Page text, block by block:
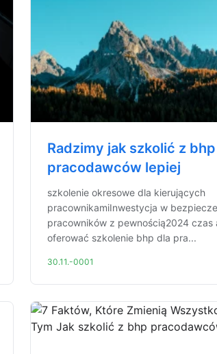
Radzimy jak szkolić z bhp
pracodawców lepiej
szkolenie okresowe dla kierujących
pracownikamiInwestycja w
pracowników z pewnością2024 czas
oferować szkolenie bhp dla pra...
30.11.-0001